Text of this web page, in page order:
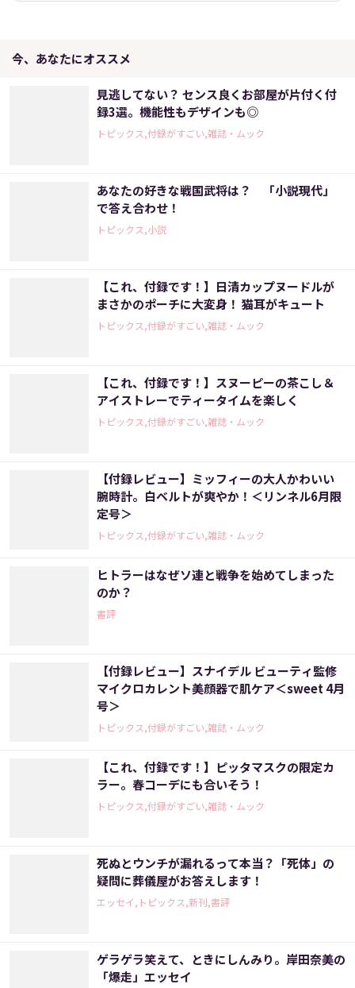
今、あなたにオススメ
見逃してない？ センス良くお部屋が片付く付
録3選。機能性もデザインも◎
トピックス,付録がすごい,雑誌・ムック
あなたの好きな戦国武将は？ 「小説現代」
で答え合わせ！
トピックス,小説
【これ、付録です！】日清カップヌードルが
まさかのポーチに大変身！ 猫耳がキュート
トピックス,付録がすごい,雑誌・ムック
【これ、付録です！】スヌーピーの茶こし＆
アイストレーでティータイムを楽しく
トピックス,付録がすごい,雑誌・ムック
【付録レビュー】ミッフィーの大人かわいい
腕時計。白ベルトが爽やか！＜リンネル6月限
定号＞
トピックス,付録がすごい,雑誌・ムック
ヒトラーはなぜソ連と戦争を始めてしまった
のか？
書評
【付録レビュー】スナイデル ビューティ監修
マイクロカレント美顔器で肌ケア＜sweet 4月
号＞
トピックス,付録がすごい,雑誌・ムック
【これ、付録です！】ピッタマスクの限定カ
ラー。春コーデにも合いそう！
トピックス,付録がすごい,雑誌・ムック
死ぬとウンチが漏れるって本当？「死体」の
疑問に葬儀屋がお答えします！
エッセイ,トピックス,新刊,書評
ゲラゲラ笑えて、ときにしんみり。岸田奈美の
「爆走」エッセイ